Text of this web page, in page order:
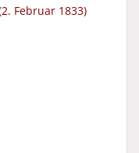
Februar 1833)